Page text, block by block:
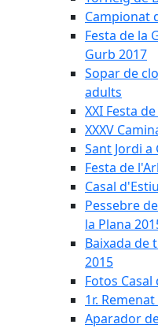
Campionat
Festa de la
Gurb 2017
Sopar de
adults
XXI Festa
XXXV
Sant Jordi
Festa de
Casal
Pessebre
la Plana
Baixada de
2015
Fotos
1r.
Aparador